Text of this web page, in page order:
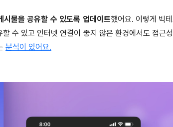
물을 공유할 수 있도록 업데이트했어요. 이렇게 빅
수 있고 인터넷 연결이 좋지 않은 환경에서도 접근
분석이 있어요.